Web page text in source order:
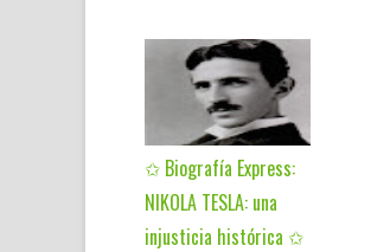
✩ Biografía Express:
NIKOLA TESLA: una
injusticia histórica ✩